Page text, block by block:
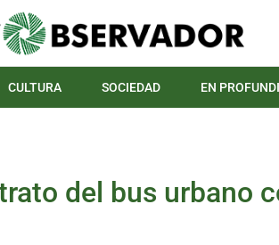
CULTURA SOCIEDAD EN
del bus urbano